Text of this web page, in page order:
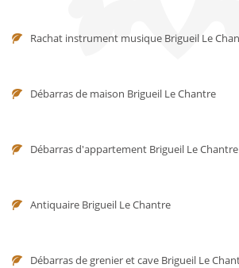
Rachat instrument musique Brigueil Le
Débarras de maison Brigueil Le Chantre
Débarras d'appartement Brigueil Le Chantre
Antiquaire Brigueil Le Chantre
Débarras de grenier et cave Brigueil Le